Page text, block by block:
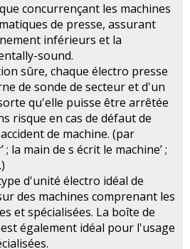
concurrençant les machines
de presse, assurant
inférieurs et la
sound.
sûre, chaque électro presse
de sonde de secteur et d'un
qu'elle puisse être arrêtée
risque en cas de défaut de
de machine. (par
la main de s écrit le machine’ ;
d'unité électro idéal de
des machines comprenant les
et spécialisées. La boîte de
également idéal pour l'usage